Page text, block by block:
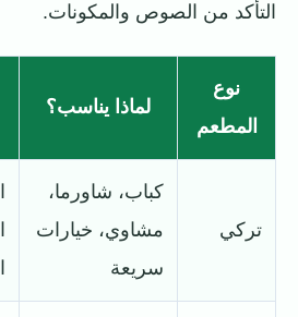
التأكد من الصوص والمكونات.
نوع
المطعم
لماذا يناسب؟
تركي
كباب، شاورما،
مشاوي، خيارات
سريعة